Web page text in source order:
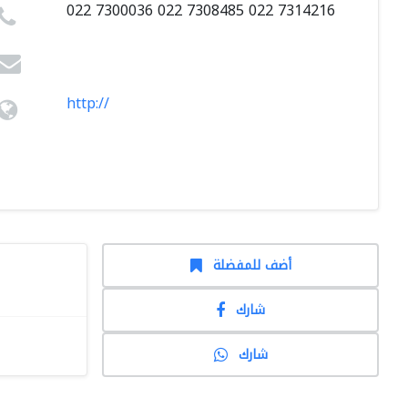
022 7300036 022 7308485 022 7314216
http://
أضف للمفضلة
شارك
شارك